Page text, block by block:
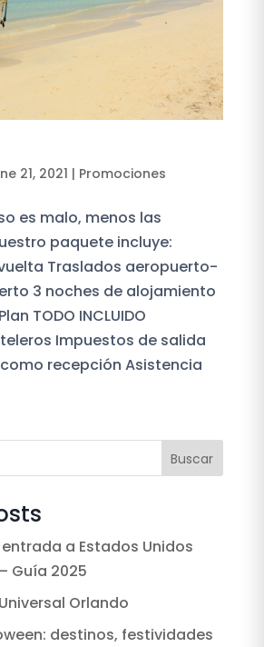
21, 2021 | Promociones
es malo, menos las
paquete incluye:
Traslados aeropuerto-
3 noches de alojamiento
TODO INCLUIDO
Impuestos de salida
recepción Asistencia
Buscar
a Estados Unidos
Guía 2025
Orlando
destinos, festividades